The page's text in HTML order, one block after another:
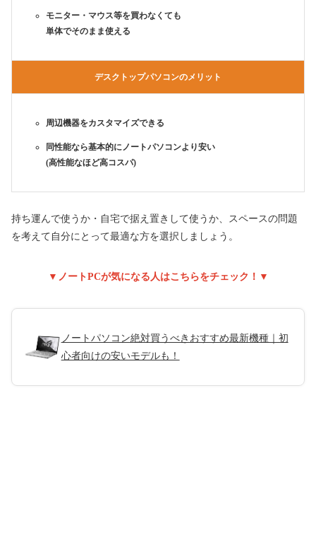
モニター・マウス等を買わなくても
単体でそのまま使える
デスクトップパソコンのメリット
周辺機器をカスタマイズできる
同性能なら基本的にノートパソコンより安い
(高性能なほど高コスパ)
持ち運んで使うか・自宅で据え置きして使うか、スペースの問題
を考えて自分にとって最適な方を選択しましょう。
▼ノートPCが気になる人はこちらをチェック！▼
ノートパソコン絶対買うべきおすすめ最新機種｜初
心者向けの安いモデルも！